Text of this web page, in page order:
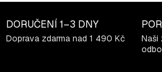
DORUČENÍ 1–3 DNY
Doprava zdarma nad 1 490 Kč
Naši